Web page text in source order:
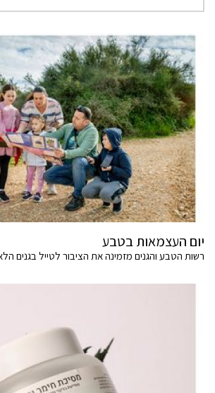
יום העצמאות בטבע
רשות הטבע והגנים מזמינה את הציבור לטייל בגנים